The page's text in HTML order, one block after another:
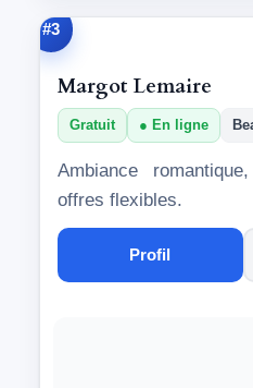
#3
Margot Lemaire
Gratuit En ligne
Ambiance
offres flexibles.
Profil